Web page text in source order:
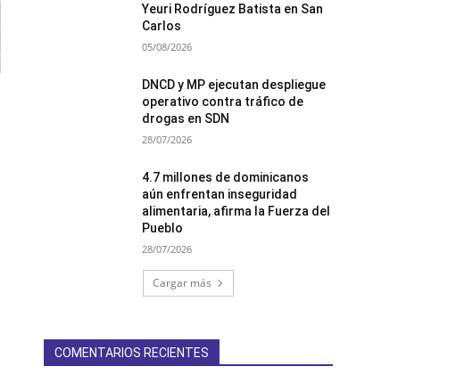
Yeuri Rodríguez Batista en San
Carlos
05/08/2026
DNCD y MP ejecutan despliegue
operativo contra tráfico de
drogas en SDN
28/07/2026
4.7 millones de dominicanos
aún enfrentan inseguridad
alimentaria, afirma la Fuerza del
Pueblo
28/07/2026
Cargar más
COMENTARIOS RECIENTES